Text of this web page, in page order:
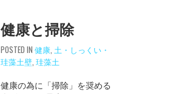
健康と掃除
POSTED IN 健康 土・しっくい・
珪藻土壁 珪藻土
健康の為に「掃除」を奨める